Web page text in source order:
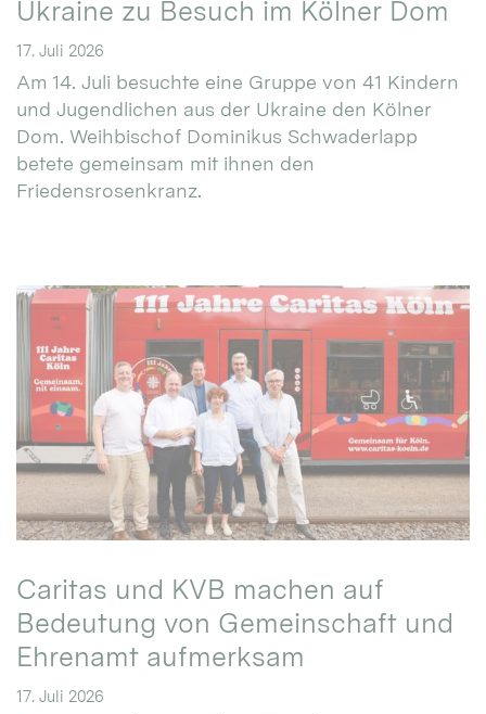
Ukraine zu Besuch im Kölner Dom
17. Juli 2026
Am 14. Juli besuchte eine Gruppe von 41 Kindern
und Jugendlichen aus der Ukraine den Kölner
Dom. Weihbischof Dominikus Schwaderlapp
betete gemeinsam mit ihnen den
Friedensrosenkranz.
Caritas und KVB machen auf
Bedeutung von Gemeinschaft und
Ehrenamt aufmerksam
17. Juli 2026